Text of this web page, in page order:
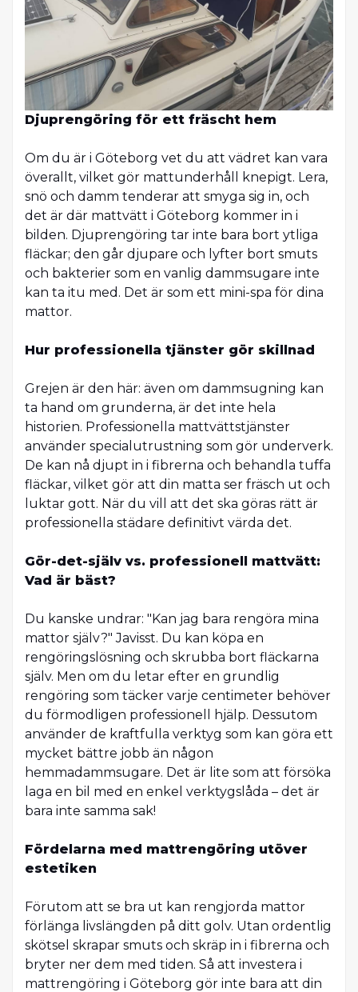
Djuprengöring för ett fräscht hem
Om du är i Göteborg vet du att vädret kan vara
överallt, vilket gör mattunderhåll knepigt. Lera,
snö och damm tenderar att smyga sig in, och
det är där mattvätt i Göteborg kommer in i
bilden. Djuprengöring tar inte bara bort ytliga
fläckar; den går djupare och lyfter bort smuts
och bakterier som en vanlig dammsugare inte
kan ta itu med. Det är som ett mini-spa för dina
mattor.
Hur professionella tjänster gör skillnad
Grejen är den här: även om dammsugning kan
ta hand om grunderna, är det inte hela
historien. Professionella mattvättstjänster
använder specialutrustning som gör underverk.
De kan nå djupt in i fibrerna och behandla tuffa
fläckar, vilket gör att din matta ser fräsch ut och
luktar gott. När du vill att det ska göras rätt är
professionella städare definitivt värda det.
Gör-det-själv vs. professionell mattvätt:
Vad är bäst?
Du kanske undrar: "Kan jag bara rengöra mina
mattor själv?" Javisst. Du kan köpa en
rengöringslösning och skrubba bort fläckarna
själv. Men om du letar efter en grundlig
rengöring som täcker varje centimeter behöver
du förmodligen professionell hjälp. Dessutom
använder de kraftfulla verktyg som kan göra ett
mycket bättre jobb än någon
hemmadammsugare. Det är lite som att försöka
laga en bil med en enkel verktygslåda – det är
bara inte samma sak!
Fördelarna med mattrengöring utöver
estetiken
Förutom att se bra ut kan rengjorda mattor
förlänga livslängden på ditt golv. Utan ordentlig
skötsel skrapar smuts och skräp in i fibrerna och
bryter ner dem med tiden. Så att investera i
mattrengöring i Göteborg gör inte bara att din